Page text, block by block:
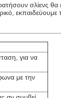
σλίενς
για να
με την